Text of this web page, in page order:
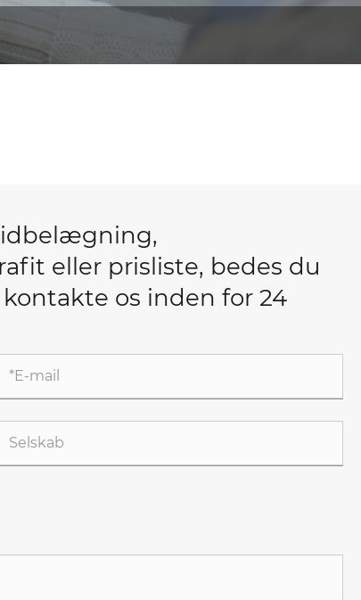
eller prisliste, bedes du
os inden for 24